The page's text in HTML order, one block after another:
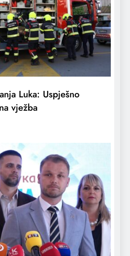
Luka: Uspješno
vježba